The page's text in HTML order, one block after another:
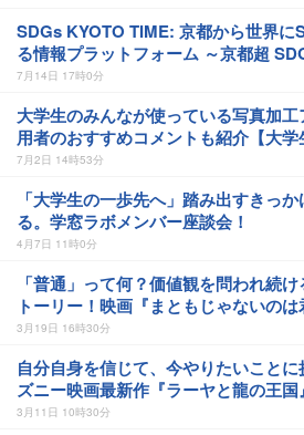
SDGs KYOTO TIME: 京都から世界に
る情報プラットフォーム ～京都超
アム～
7月14日 17時0分
大学生のみんなが使っている写真加
用者のおすすめコメントも紹介【大
リ】
7月2日 14時53分
「大学生の一歩先へ」踏み出すきっ
る。学窓ラボメンバー座談会！
4月7日 11時0分
「普通」って何？価値観を問われ続
トーリー！映画『まともじゃないの
記念！学窓ラボエンタメ部座談会
3月19日 16時30分
自分自身を信じて、今やりたいこと
ズニー映画最新作『ラーヤと龍の王
吉川愛さんに学窓ラボメンバーがイン
3月11日 10時30分